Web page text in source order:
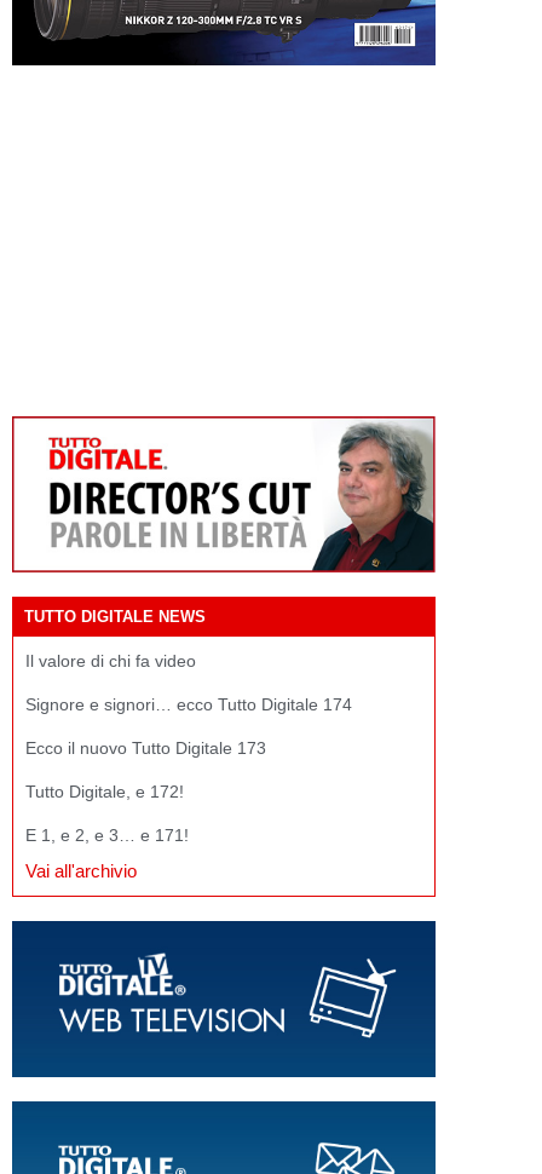
TUTTO DIGITALE NEWS
Il valore di chi fa video
Signore e signori… ecco Tutto Digitale 174
Ecco il nuovo Tutto Digitale 173
Tutto Digitale, e 172!
E 1, e 2, e 3… e 171!
Vai all'archivio